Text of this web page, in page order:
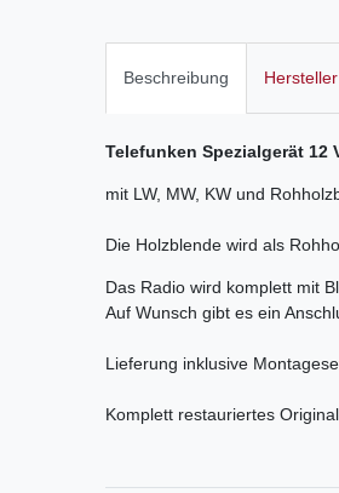
Beschreibung Hersteller
Telefunken Spezialgerät 12
mit LW, MW, KW und
Die Holzblende wird als
Das Radio wird komplett mit
Auf Wunsch gibt es ein
Lieferung inklusive
Komplett restauriertes